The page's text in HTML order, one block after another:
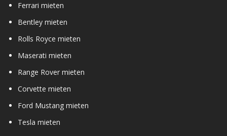
Ferrari mieten
Bentley mieten
Rolls Royce mieten
Maserati mieten
Range Rover mieten
Corvette mieten
Ford Mustang mieten
Tesla mieten